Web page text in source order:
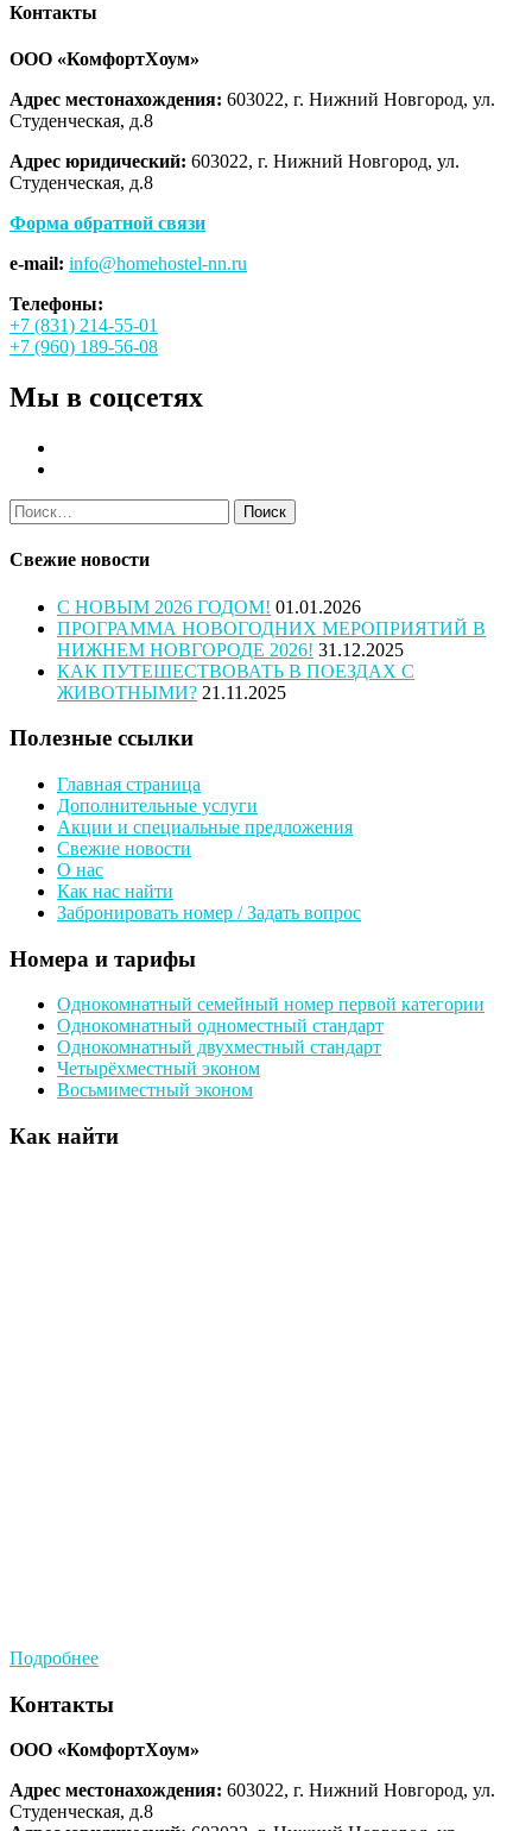
Контакты
ООО «КомфортХоум»
Адрес местонахождения: 603022, г. Нижний Новгород, ул.
Студенческая, д.8
Адрес юридический: 603022, г. Нижний Новгород, ул.
Студенческая, д.8
Форма обратной связи
e-mail: info@homehostel-nn.ru
Телефоны:
+7 (831) 214-55-01
+7 (960) 189-56-08
Мы в соцсетях
Найти:
Свежие новости
С НОВЫМ 2026 ГОДОМ! 01.01.2026
ПРОГРАММА НОВОГОДНИХ МЕРОПРИЯТИЙ В
НИЖНЕМ НОВГОРОДЕ 2026! 31.12.2025
КАК ПУТЕШЕСТВОВАТЬ В ПОЕЗДАХ С
ЖИВОТНЫМИ? 21.11.2025
Полезные ссылки
Главная страница
Дополнительные услуги
Акции и специальные предложения
Свежие новости
О нас
Как нас найти
Забронировать номер / Задать вопрос
Номера и тарифы
Однокомнатный семейный номер первой категории
Однокомнатный одноместный стандарт
Однокомнатный двухместный стандарт
Четырёхместный эконом
Восьмиместный эконом
Как найти
Подробнее
Контакты
ООО «КомфортХоум»
Адрес местонахождения: 603022, г. Нижний Новгород, ул.
Студенческая, д.8